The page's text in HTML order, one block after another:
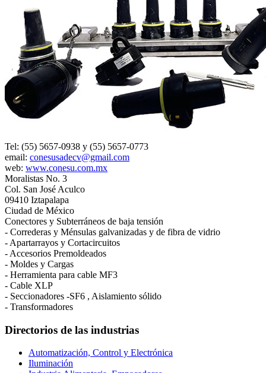
Tel: (55) 5657-0938 y (55) 5657-0773
email: conesusadecv@gmail.com
web: www.conesu.com.mx
Moralistas No. 3
Col. San José Aculco
09410 Iztapalapa
Ciudad de México
Conectores y Subterráneos de baja tensión
- Correderas y Ménsulas galvanizadas y de fibra de vidrio
- Apartarrayos y Cortacircuitos
- Accesorios Premoldeados
- Moldes y Cargas
- Herramienta para cable MF3
- Cable XLP
- Seccionadores -SF6 , Aislamiento sólido
- Transformadores
Directorios de las industrias
Automatización, Control y Electrónica
Iluminación